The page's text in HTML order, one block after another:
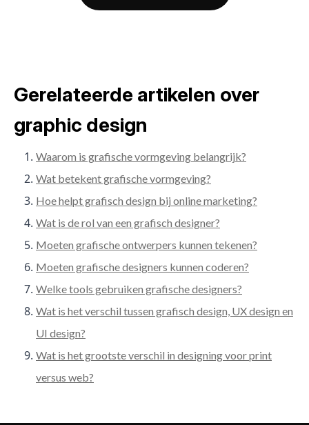
Gerelateerde artikelen over
graphic design
Waarom is grafische vormgeving belangrijk?
Wat betekent grafische vormgeving?
Hoe helpt grafisch design bij online marketing?
Wat is de rol van een grafisch designer?
Moeten grafische ontwerpers kunnen tekenen?
Moeten grafische designers kunnen coderen?
Welke tools gebruiken grafische designers?
Wat is het verschil tussen grafisch design, UX design en
UI design?
Wat is het grootste verschil in designing voor print
versus web?